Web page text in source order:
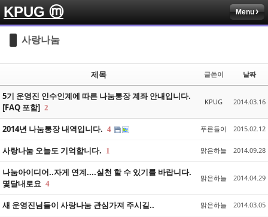
KPUG ⓜ Menu
사랑나눔
제목 글쓴이 날짜
5기 운영진 인수인계에 따른 나눔통장 계좌 안내입니다.
[FAQ 포함] 2
KPUG 2014.03.16
2014년 나눔통장 내역입니다. 4 푸른들이 2015.02.12
사랑나눔 오늘도 기억합니다. 1 맑은하늘 2014.09.28
나눔아이디어..자게 연계....실천 할 수 있기를 바랍니다.
몇달내로요 4
맑은하늘 2014.04.29
새 운영진님들이 사랑나눔 관심가져 주시길.. 맑은하늘 2014.03.05
Sketchbook5, 스케치북5
Sketchbook5, 스케치북5
Sketchbook5, 스케치북5
Sketchbook5, 스케치북5